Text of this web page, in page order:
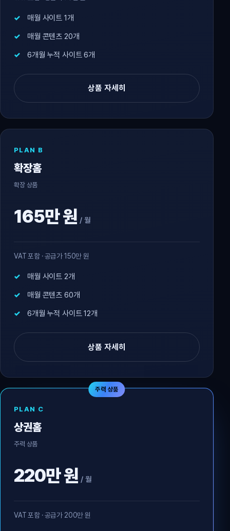
매월 사이트 1개
매월 콘텐츠 20개
6개월 누적 사이트 6개
상품 자세히
PLAN B
확장홈
확장 상품
165만 원 / 월
VAT 포함 · 공급가 150만 원
매월 사이트 2개
매월 콘텐츠 60개
6개월 누적 사이트 12개
상품 자세히
주력 상품
PLAN C
상권홈
주력 상품
220만 원 / 월
VAT 포함 · 공급가 200만 원